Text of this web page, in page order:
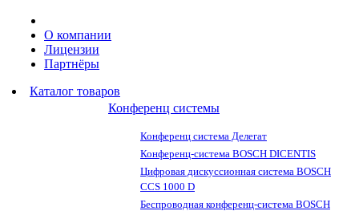
О компании
Лицензии
Партнёры
Каталог товаров
Конференц системы
Конференц система Делегат
Конференц-система BOSCH DICENTIS
Цифровая дискуссионная система BOSCH
CCS 1000 D
Беспроводная конференц-система BOSCH